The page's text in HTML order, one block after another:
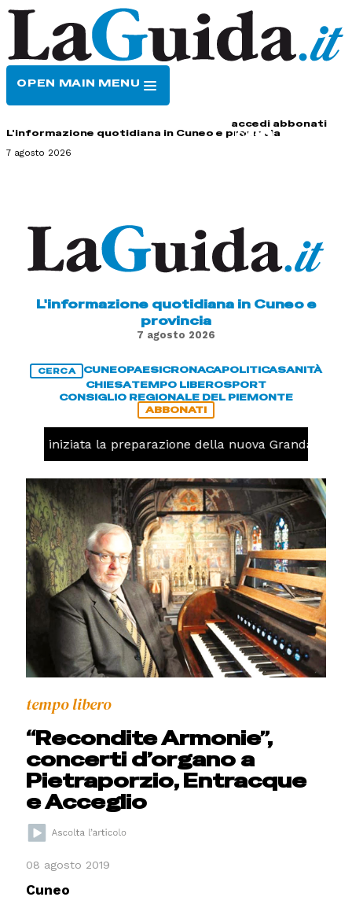
OPEN MAIN MENU
accedi abbonati
L'informazione quotidiana in Cuneo e provincia
7 agosto 2026
L'informazione quotidiana in Cuneo e
provincia
7 agosto 2026
CERCA CUNEOPAESICRONACAPOLITICASANITÀ
CHIESATEMPO LIBEROSPORT
CONSIGLIO REGIONALE DEL PIEMONTE
ABBONATI
iniziata la preparazione della nuova Granda Volley
tempo libero
“Recondite Armonie”,
concerti d’organo a
Pietraporzio, Entracque
e Acceglio
08 agosto 2019
Cuneo